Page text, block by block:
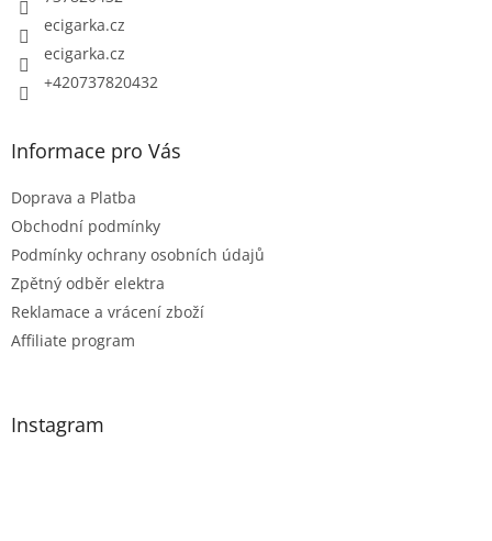
ecigarka.cz
ecigarka.cz
+420737820432
Informace pro Vás
Doprava a Platba
Obchodní podmínky
Podmínky ochrany osobních údajů
Zpětný odběr elektra
Reklamace a vrácení zboží
Affiliate program
Instagram